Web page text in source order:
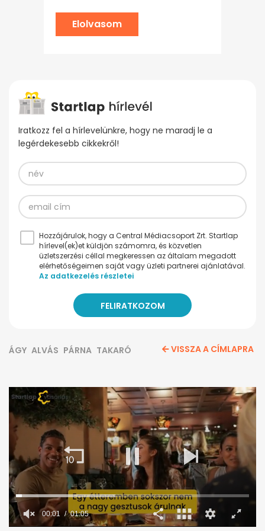
Elolvasom
Iratkozz fel a hírlevelünkre, hogy ne maradj le a
legérdekesebb cikkekről!
Hozzájárulok, hogy a Central Médiacsoport Zrt. Startlap
hírlevel(ek)et küldjön számomra, és közvetlen
üzletszerzési céllal megkeressen az általam megadott
elérhetőségeimen saját vagy üzleti partnerei ajánlatával.
Az adatkezelés részletei
ÁGY ALVÁS PÁRNA TAKARÓ VISSZA A CÍMLAPRA